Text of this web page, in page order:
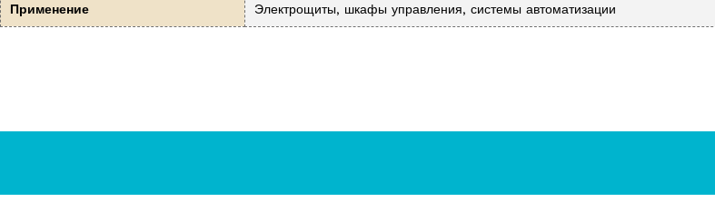
Применение Электрощиты, шкафы управления, системы автоматизации